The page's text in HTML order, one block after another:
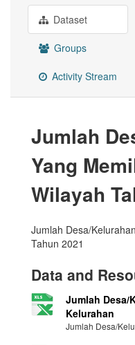
Dataset
Groups
Activity Stream
Jumlah
Yang
Wilayah
Jumlah Desa/
Tahun 2021
Data and
Jumlah Desa/
Kelurahan
Jumlah Desa/